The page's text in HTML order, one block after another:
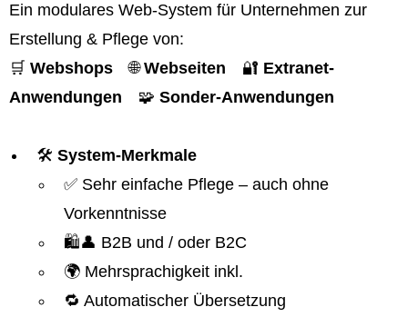
Ein modulares Web-System für Unternehmen zur
Erstellung & Pflege von:
🛒 Webshops 🌐Webseiten 🔐 Extranet-
Anwendungen 🧩 Sonder-Anwendungen
🛠️ System-Merkmale
✅ Sehr einfache Pflege – auch ohne
Vorkenntnisse
🛍️👤 B2B und / oder B2C
🌍 Mehrsprachigkeit inkl.
🔁 Automatischer Übersetzung